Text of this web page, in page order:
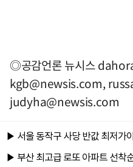
◎공감언론 뉴시스
kgb@newsis.com,
judyha@newsis.com